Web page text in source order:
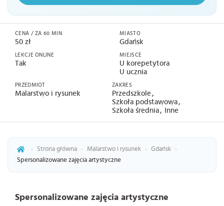
CENA / ZA 60 MIN
50 zł
LEKCJE ONLINE
Tak
MIASTO
Gdańsk
MIEJSCE
U korepetytora
U ucznia
PRZEDMIOT
Malarstwo i rysunek
ZAKRES
Przedszkole
Szkoła podstawowa
Szkoła średnia
Inne
› Strona główna › Malarstwo i rysunek › Gdańsk
›
Spersonalizowane zajęcia artystyczne
Spersonalizowane zajęcia artystyczne